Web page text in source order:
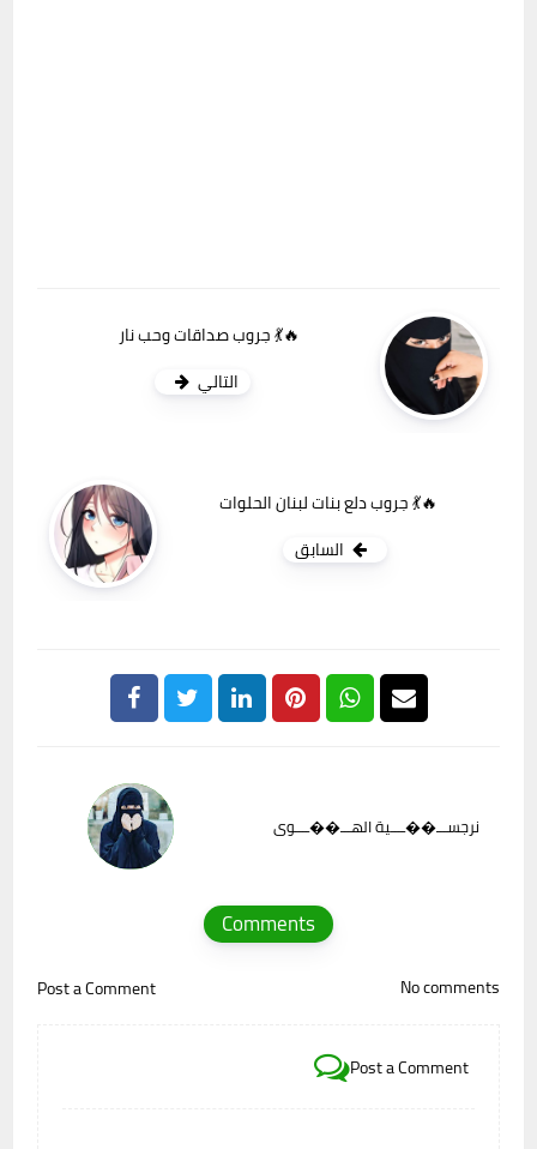
جروب صداقات وحب نار 💃🔥
التالي
جروب دلع بنات لبنان الحلوات 💃🔥
السابق
نرجســـ��ــــية الهـــ��ــــوى
Comments
No comments
Post a Comment
Post a Comment